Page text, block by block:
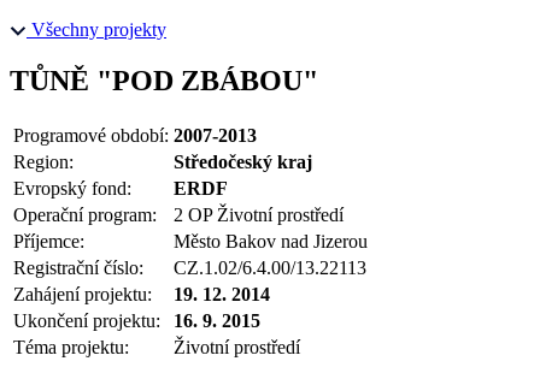
Všechny projekty
TŮNĚ "POD ZBÁBOU"
Programové období: 2007-2013
Region:
Středočeský kraj
Evropský fond:
ERDF
Operační program:
2 OP Životní prostředí
Příjemce:
Město Bakov nad Jizerou
Registrační číslo:
CZ.1.02/6.4.00/13.22113
Zahájení projektu:
19. 12. 2014
Ukončení projektu:
16. 9. 2015
Téma projektu:
Životní prostředí